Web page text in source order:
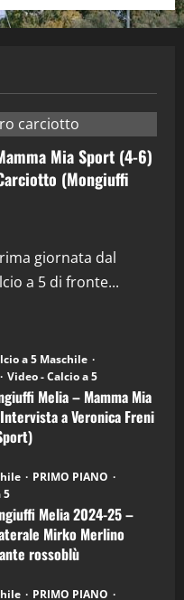
Mia Sport (4-6)
(Mongiuffi
giornata dal
a 5 di fronte...
a 5 Maschile
Video - Calcio a 5
Melia – Mamma Mia
a Veronica Freni
PRIMO PIANO
5
Melia 2024-25 –
Mirko Merlino
rossoblù
PRIMO PIANO
in Podcast: 29^ Puntata
2026)
Podcast
in Podcast: 28^ Puntata
2026)
in Podcast: 27^ Puntata
2026)
in Podcast: 26^ Puntata